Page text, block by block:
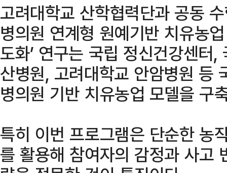
고려대학교 산학협력단과 공동
병의원 연계형 원예기반 치유농
도화’ 연구는 국립 정신건강센터
산병원, 고려대학교 안암병원 등
병의원 기반 치유농업 모델을 구
특히 이번 프로그램은 단순한 농
를 활용해 참여자의 감정과 사고